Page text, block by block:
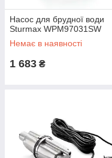
Насос для брудної води
Sturmax WPM97031SW
Немає в наявності
1 683 ₴